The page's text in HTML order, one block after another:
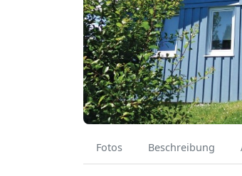
Fotos Beschreibung